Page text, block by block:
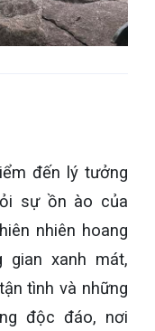
đến lý tưởng
sự ồn ào của
nhiên hoang
xanh mát,
tình và những
độc đáo, nơi